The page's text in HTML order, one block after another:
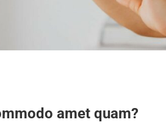
amet quam?